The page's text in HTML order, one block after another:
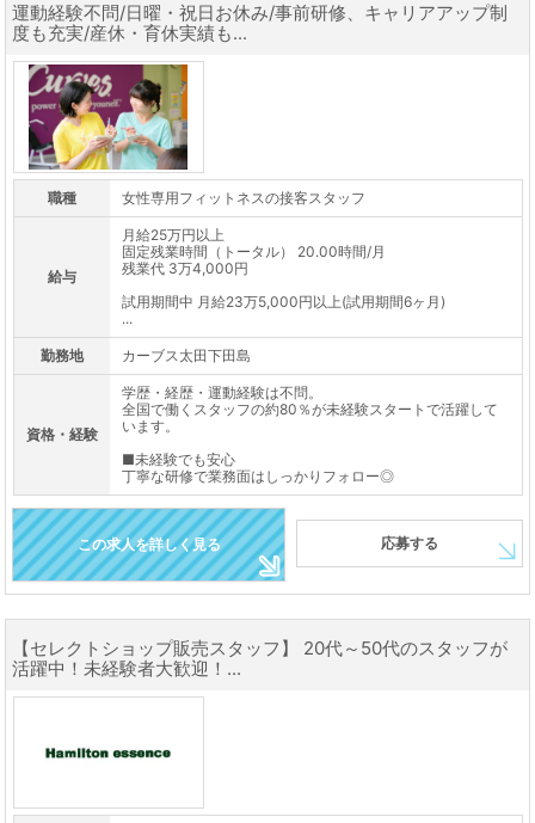
運動経験不問/日曜・祝日お休み/事前研修、キャリアアップ制
度も充実/産休・育休実績も...
職種 女性専用フィットネスの接客スタッフ
給与
月給25万円以上
固定残業時間（トータル） 20.00時間/月
残業代 3万4,000円
試用期間中 月給23万5,000円以上(試用期間6ヶ月)
...
勤務地 カーブス太田下田島
資格・経験
学歴・経歴・運動経験は不問。
全国で働くスタッフの約80％が未経験スタートで活躍して
います。
■未経験でも安心
丁寧な研修で業務面はしっかりフォロー◎
この求人を詳しく見る 応募する
【セレクトショップ販売スタッフ】 20代～50代のスタッフが
活躍中！未経験者大歓迎！...